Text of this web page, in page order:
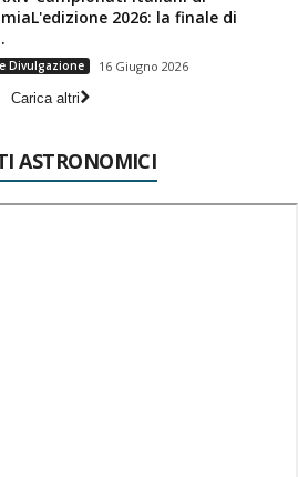
2026: la finale di
Divulgazione
16 Giugno 2026
Carica altri
ASTRONOMICI